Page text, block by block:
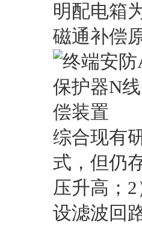
明配电箱
磁通补偿
综合现有
式，但仍
压升高；
设滤波回